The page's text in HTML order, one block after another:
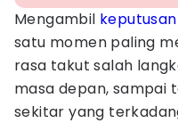
Mengambil
satu momen paling
rasa takut salah
masa depan, sampai
sekitar yang